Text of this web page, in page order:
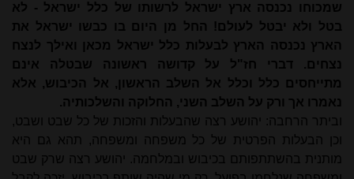
שמכוחו נכנסה ארץ ישראל לרשותו של כלל ישראל - לא
בטל ולא יבטל לעולם! החל מן היום בו כבשו ישראל את
הארץ נכנסה הארץ לבעלות כלל ישראל מכאן ואילך לנצח
נצחים. דברי חז"ל על קדושה ראשונה שבטלה אינם
מתי יחסים כלל וכלל אל השלב הראשון, אל הכיבוש, אלא
נאמרו אך ורק על השלב השני, החלוקה והשלכותיה.
וביתר הרחבה: יהושע רצה שהבעלות והזכות של כל שבט ושבט,
וכן הבעלות הפרטית של כל משפחה ומשפחה, תהא גם היא
מותנית בהשתתפותם בכיבוש ובמלחמה. יהושע רצה שרק שבט